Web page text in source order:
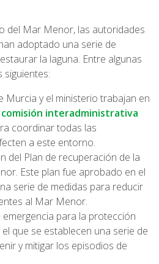
del Mar Menor, las autoridades
adoptado una serie de
la laguna. Entre algunas
siguientes:
Murcia y el ministerio trabajan en
comisión interadministrativa
coordinar todas las
a este entorno.
del Plan de recuperación de la
Este plan fue aprobado en el
serie de medidas para reducir
al Mar Menor.
emergencia para la protección
que se establecen una serie de
y mitigar los episodios de